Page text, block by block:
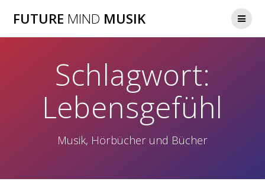
Inhalt
FUTURE MIND MUSIK
Schlagwort:
Lebensgefühl
Musik, Hörbücher und Bücher